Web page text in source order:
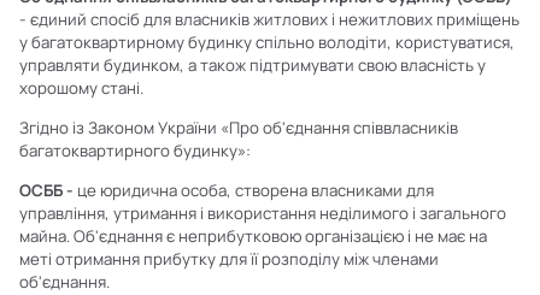
- єдиний спосіб для власників житлових і нежитлових приміщень
у багатоквартирному будинку спільно володіти, користуватися,
управляти будинком, а також підтримувати свою власність у
хорошому стані.
Згідно із Законом України «Про об'єднання співвласників
багатоквартирного будинку»:
ОСББ - це юридична особа, створена власниками для
управління, утримання і використання неділимого і загального
майна. Об'єднання є неприбутковою організацією і не має на
меті отримання прибутку для її розподілу між членами
об'єднання.